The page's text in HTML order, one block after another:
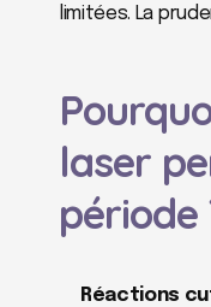
limitées. La
laser
période
Réactions